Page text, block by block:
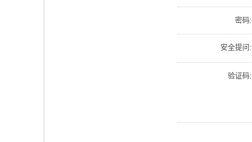
密码:
安全提问:
验证码: